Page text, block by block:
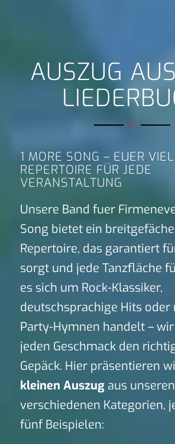
AUSZUG
1 MORE SONG – EUER
REPERTOIRE FÜR JEDE
VERANSTALTUNG
Unsere Band fuer
Song bietet ein
Repertoire, das garantiert
sorgt und jede Tanzfläche
es sich um Rock-Klassiker,
deutschsprachige Hits
Party-Hymnen handelt –
jeden Geschmack den
Gepäck. Hier präsentieren
kleinen Auszugaus unseren
verschiedenen Kategorien,
fünf Beispielen: